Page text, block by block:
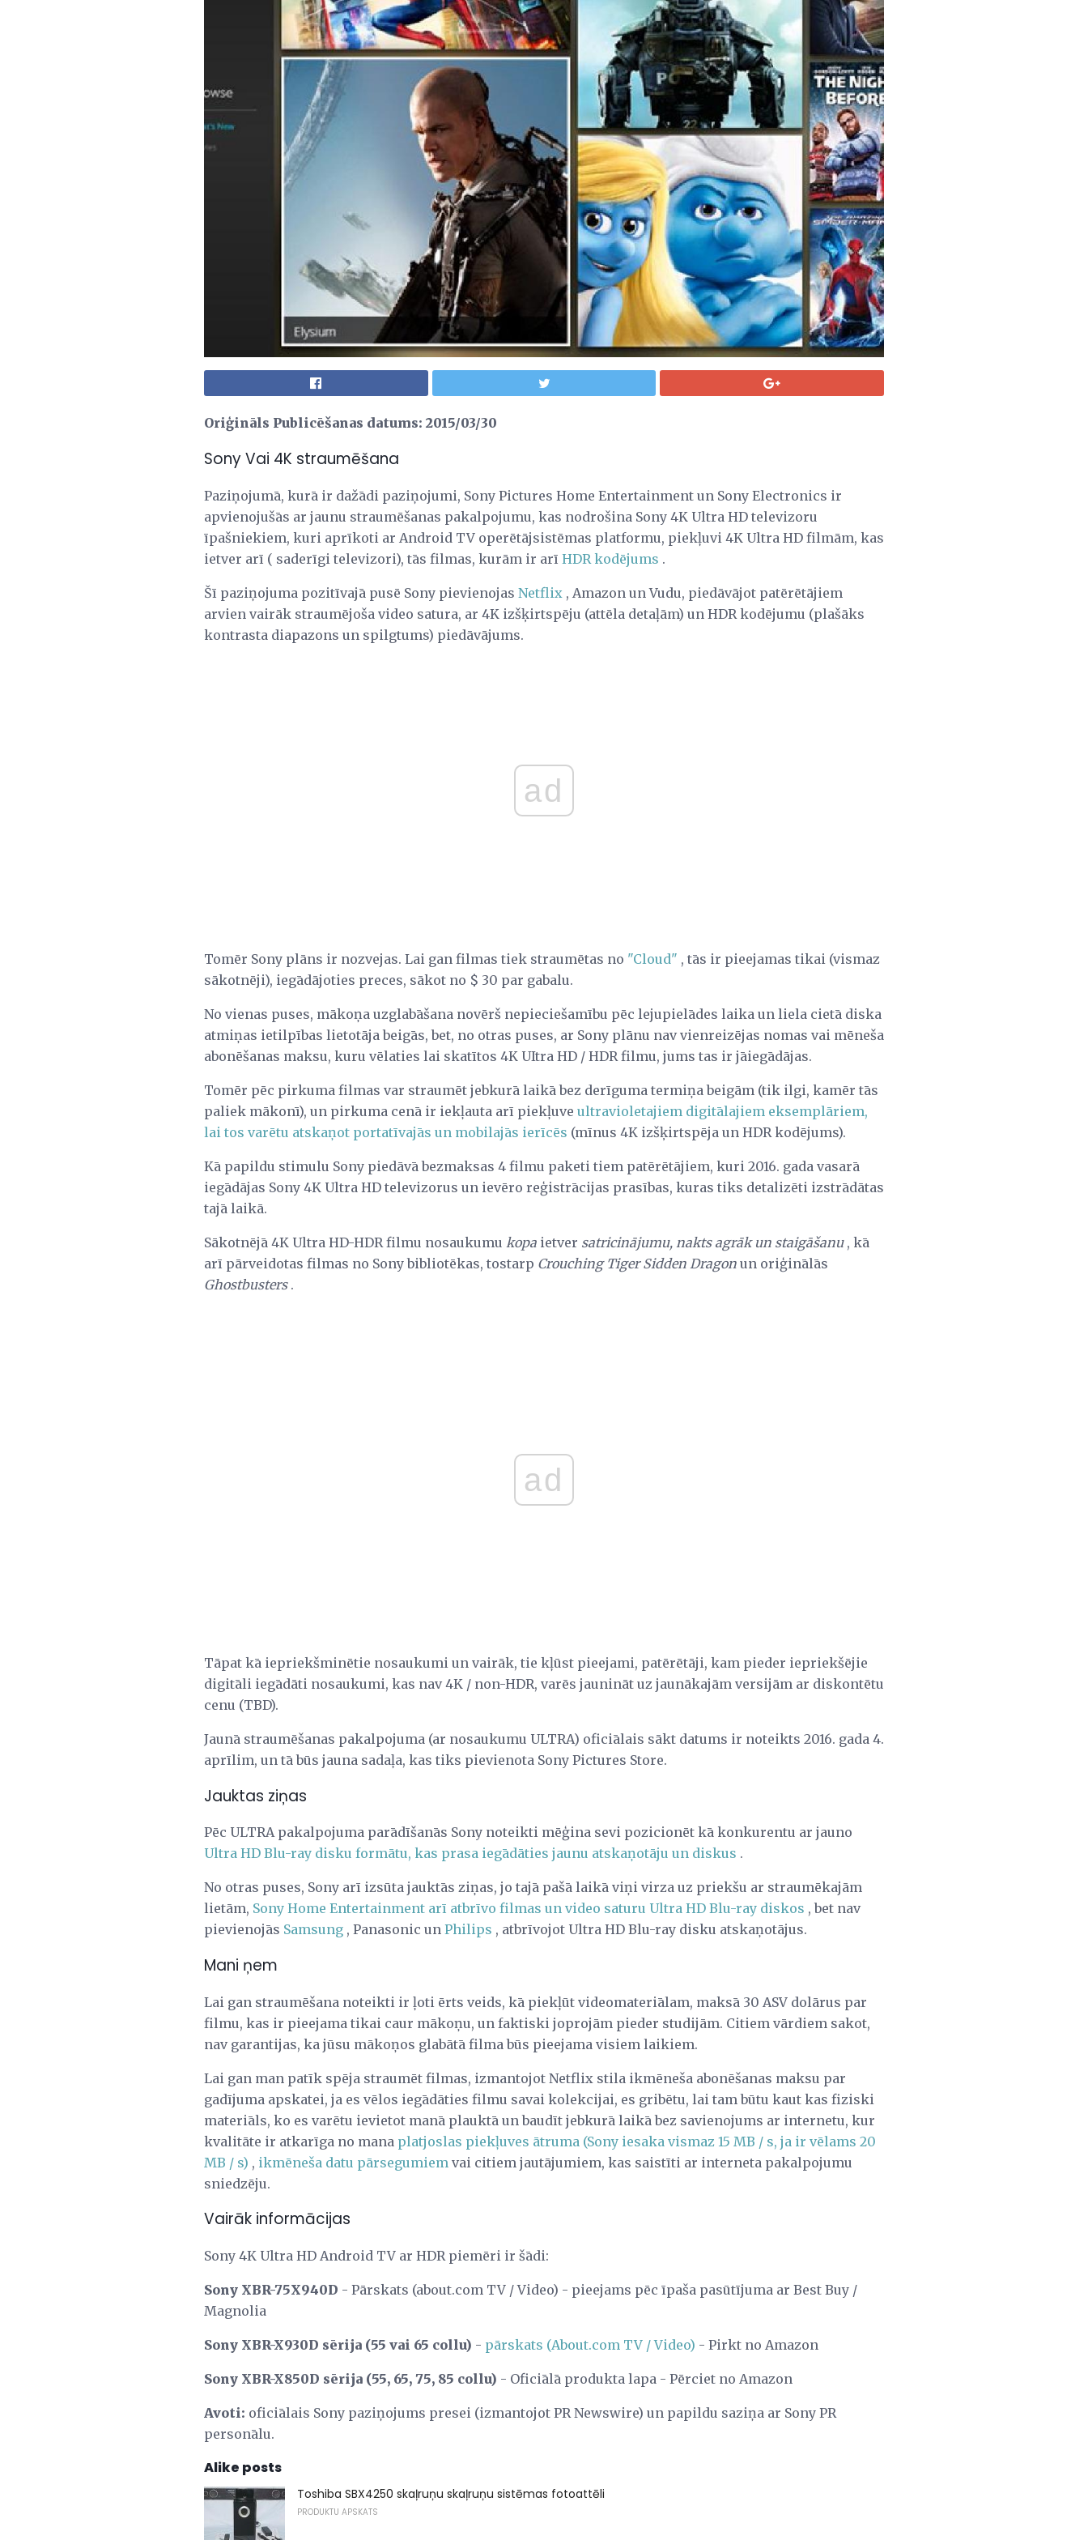
Oriģināls Publicēšanas datums: 2015/03/30
Sony Vai 4K straumēšana
Paziņojumā, kurā ir dažādi paziņojumi, Sony Pictures Home Entertainment un Sony Electronics ir
apvienojušās ar jaunu straumēšanas pakalpojumu, kas nodrošina Sony 4K Ultra HD televizoru
īpašniekiem, kuri aprīkoti ar Android TV operētājsistēmas platformu, piekļuvi 4K Ultra HD filmām, kas
ietver arī ( saderīgi televizori), tās filmas, kurām ir arī HDR kodējums .
Šī paziņojuma pozitīvajā pusē Sony pievienojas Netflix , Amazon un Vudu, piedāvājot patērētājiem
arvien vairāk straumējoša video satura, ar 4K izšķirtspēju (attēla detaļām) un HDR kodējumu (plašāks
kontrasta diapazons un spilgtums) piedāvājums.
ad
Tomēr Sony plāns ir nozvejas. Lai gan filmas tiek straumētas no "Cloud" , tās ir pieejamas tikai (vismaz
sākotnēji), iegādājoties preces, sākot no $ 30 par gabalu.
No vienas puses, mākoņa uzglabāšana novērš nepieciešamību pēc lejupielādes laika un liela cietā diska
atmiņas ietilpības lietotāja beigās, bet, no otras puses, ar Sony plānu nav vienreizējas nomas vai mēneša
abonēšanas maksu, kuru vēlaties lai skatītos 4K UItra HD / HDR filmu, jums tas ir jāiegādājas.
Tomēr pēc pirkuma filmas var straumēt jebkurā laikā bez derīguma termiņa beigām (tik ilgi, kamēr tās
paliek mākonī), un pirkuma cenā ir iekļauta arī piekļuve ultravioletajiem digitālajiem eksemplāriem,
lai tos varētu atskaņot portatīvajās un mobilajās ierīcēs (mīnus 4K izšķirtspēja un HDR kodējums).
Kā papildu stimulu Sony piedāvā bezmaksas 4 filmu paketi tiem patērētājiem, kuri 2016. gada vasarā
iegādājas Sony 4K Ultra HD televizorus un ievēro reģistrācijas prasības, kuras tiks detalizēti izstrādātas
tajā laikā.
Sākotnējā 4K Ultra HD-HDR filmu nosaukumu kopa ietver satricinājumu, nakts agrāk un staigāšanu, kā
arī pārveidotas filmas no Sony bibliotēkas, tostarp Crouching Tiger Sidden Dragon un oriģinālās
Ghostbusters.
ad
Tāpat kā iepriekšminētie nosaukumi un vairāk, tie kļūst pieejami, patērētāji, kam pieder iepriekšējie
digitāli iegādāti nosaukumi, kas nav 4K / non-HDR, varēs jaunināt uz jaunākajām versijām ar diskontētu
cenu (TBD).
Jaunā straumēšanas pakalpojuma (ar nosaukumu ULTRA) oficiālais sākt datums ir noteikts 2016. gada 4.
aprīlim, un tā būs jauna sadaļa, kas tiks pievienota Sony Pictures Store.
Jauktas ziņas
Pēc ULTRA pakalpojuma parādīšanās Sony noteikti mēģina sevi pozicionēt kā konkurentu ar jauno
Ultra HD Blu-ray disku formātu, kas prasa iegādāties jaunu atskaņotāju un diskus .
No otras puses, Sony arī izsūta jauktās ziņas, jo tajā pašā laikā viņi virza uz priekšu ar straumēkajām
lietām, Sony Home Entertainment arī atbrīvo filmas un video saturu Ultra HD Blu-ray diskos , bet nav
pievienojās Samsung , Panasonic un Philips , atbrīvojot Ultra HD Blu-ray disku atskaņotājus.
Mani ņem
Lai gan straumēšana noteikti ir ļoti ērts veids, kā piekļūt videomateriālam, maksā 30 ASV dolārus par
filmu, kas ir pieejama tikai caur mākoņu, un faktiski joprojām pieder studijām. Citiem vārdiem sakot,
nav garantijas, ka jūsu mākoņos glabātā filma būs pieejama visiem laikiem.
Lai gan man patīk spēja straumēt filmas, izmantojot Netflix stila ikmēneša abonēšanas maksu par
gadījuma apskatei, ja es vēlos iegādāties filmu savai kolekcijai, es gribētu, lai tam būtu kaut kas fiziski
materiāls, ko es varētu ievietot manā plauktā un baudīt jebkurā laikā bez savienojums ar internetu, kur
kvalitāte ir atkarīga no mana platjoslas piekļuves ātruma (Sony iesaka vismaz 15 MB / s, ja ir vēlams 20
MB / s) , ikmēneša datu pārsegumiem vai citiem jautājumiem, kas saistīti ar interneta pakalpojumu
sniedzēju.
Vairāk informācijas
Sony 4K Ultra HD Android TV ar HDR piemēri ir šādi:
Sony XBR-75X940D - Pārskats (about.com TV / Video) - pieejams pēc īpaša pasūtījuma ar Best Buy /
Magnolia
Sony XBR-X930D sērija (55 vai 65 collu) - pārskats (About.com TV / Video) - Pirkt no Amazon
Sony XBR-X850D sērija (55, 65, 75, 85 collu) - Oficiālā produkta lapa - Pērciet no Amazon
Avoti: oficiālais Sony paziņojums presei (izmantojot PR Newswire) un papildu saziņa ar Sony PR
personālu.
Alike posts
Toshiba SBX4250 skaļruņu skaļruņu sistēmas fotoattēli
PRODUKTU APSKATS